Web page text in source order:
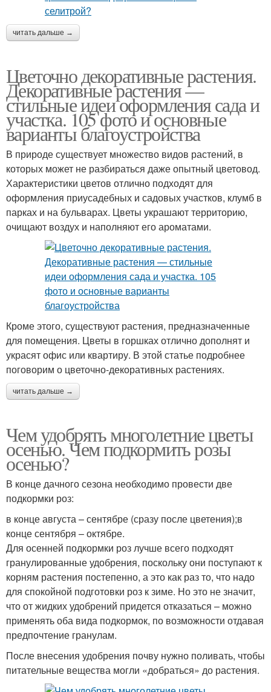
читать дальше →
Цветочно декоративные растения.
Декоративные растения —
стильные идеи оформления сада и
участка. 105 фото и основные
варианты благоустройства
В природе существует множество видов растений, в
которых может не разбираться даже опытный цветовод.
Характеристики цветов отлично подходят для
оформления приусадебных и садовых участков, клумб в
парках и на бульварах. Цветы украшают территорию,
очищают воздух и наполняют его ароматами.
Кроме этого, существуют растения, предназначенные
для помещения. Цветы в горшках отлично дополнят и
украсят офис или квартиру. В этой статье подробнее
поговорим о цветочно-декоративных растениях.
читать дальше →
Чем удобрять многолетние цветы
осенью. Чем подкормить розы
осенью?
В конце дачного сезона необходимо провести две
подкормки роз:
в конце августа – сентябре (сразу после цветения);в
конце сентября – октябре.
Для осенней подкормки роз лучше всего подходят
гранулированные удобрения, поскольку они поступают к
корням растения постепенно, а это как раз то, что надо
для спокойной подготовки роз к зиме. Но это не значит,
что от жидких удобрений придется отказаться – можно
применять оба вида подкормок, по возможности отдавая
предпочтение гранулам.
После внесения удобрения почву нужно поливать, чтобы
питательные вещества могли «добраться» до растения.